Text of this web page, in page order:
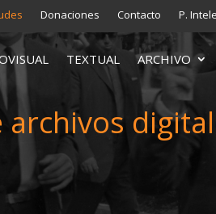
Donaciones Contacto P.
TEXTUAL ARCHIVO